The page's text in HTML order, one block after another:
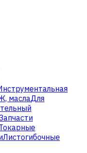
маслаДля
Листогибочные